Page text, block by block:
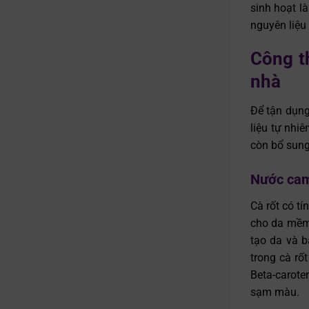
sinh hoạt
nguyên
Công
nhà
Để tận
liệu tự
còn bổ
Nước
Cà rốt có
cho da
tạo da và
trong cà
Beta-
sạm màu.